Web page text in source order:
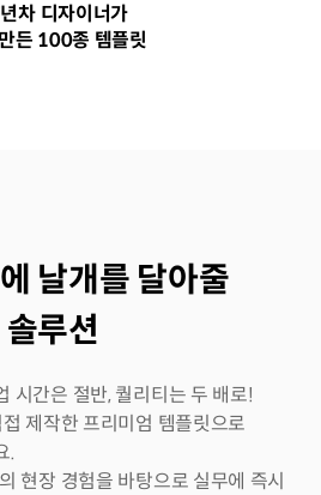
차 디자이너가
든 100종 템플릿
날개를 달아줄
루션
시간은 절반, 퀄리티는 두 배로!
제작한 프리미엄 템플릿으로
.
현장 경험을 바탕으로 실무에 즉시